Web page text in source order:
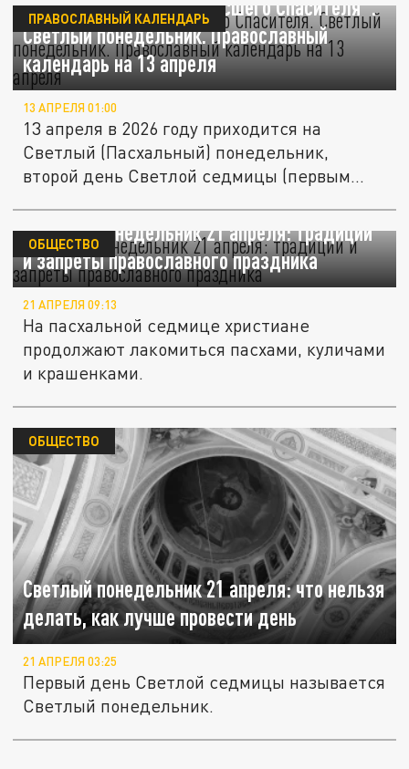
"Первое явление Воскресшего Спасителя".
Светлый понедельник. Православный
календарь на 13 апреля
ПРАВОСЛАВНЫЙ КАЛЕНДАРЬ
13 АПРЕЛЯ 01:00
13 апреля в 2026 году приходится на
Светлый (Пасхальный) понедельник,
второй день Светлой седмицы (первым...
Светлый понедельник 21 апреля: традиции
и запреты православного праздника
ОБЩЕСТВО
21 АПРЕЛЯ 09:13
На пасхальной седмице христиане
продолжают лакомиться пасхами, куличами
и крашенками.
Светлый понедельник 21 апреля: что нельзя
делать, как лучше провести день
ОБЩЕСТВО
21 АПРЕЛЯ 03:25
Первый день Светлой седмицы называется
Светлый понедельник.